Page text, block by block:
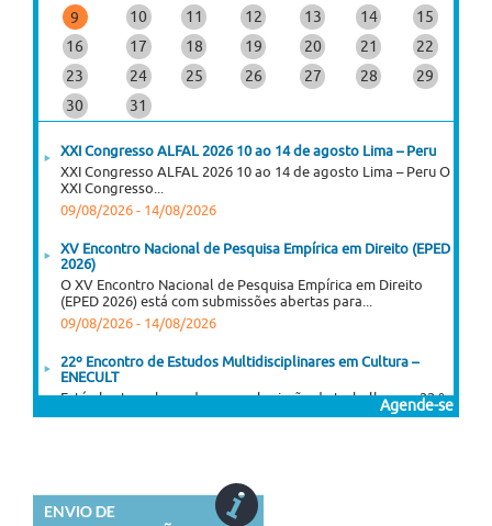
9
10 11 12 13 14
15
16
17 18 19 20 21
22
23
24 25 26 27 28
29
30
31
XXI Congresso ALFAL 2026 10 ao 14 de agosto Lima – Peru
XXI Congresso ALFAL 2026 10 ao 14 de agosto Lima – Peru O
XXI Congresso...
09/08/2026 - 14/08/2026
XV Encontro Nacional de Pesquisa Empírica em Direito (EPED
2026)
O XV Encontro Nacional de Pesquisa Empírica em Direito
(EPED 2026) está com submissões abertas para...
09/08/2026 - 14/08/2026
22º Encontro de Estudos Multidisciplinares em Cultura –
ENECULT
Está aberta a chamada para submissão de trabalhos ao 22.º
Enecult – Encontro de Estudos...
I Congresso Internacional Saramago Vive! reúne estudiosos
das literaturas de língua portuguesa em Belo Horizonte...
Agende-se